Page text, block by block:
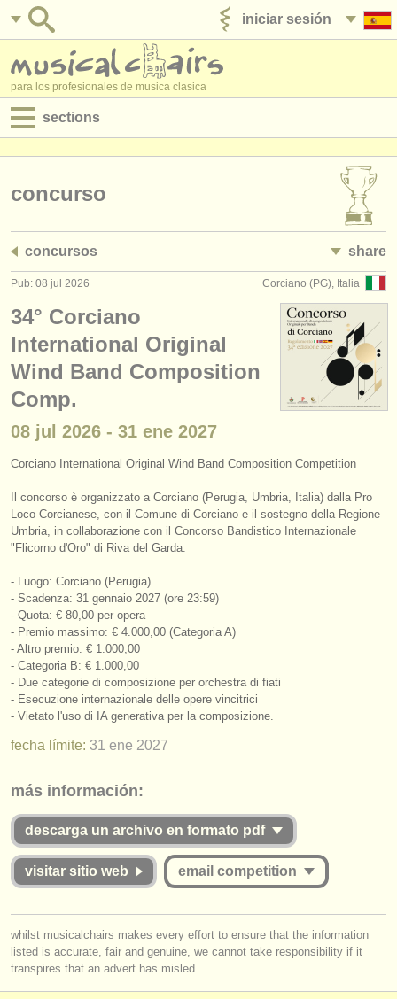
iniciar sesión
para los profesionales de musica clasica
sections
empleos - administración
cursillos
concursos
instrumentos en venta
orquestas y teatros
conservatorios
jóvenes orquestas
musicalchairs:
acerca de musicalchairs
contáctenos
anúnciese con nosotros
find out about our ATS
iniciar sesión
concurso
concursos share
Corciano (PG), Italia
Pub: 08 jul 2026
34° Corciano
International Original
Wind Band Composition
Comp.
08 jul 2026 - 31 ene 2027
Corciano International Original Wind Band Composition Competition
Il concorso è organizzato a Corciano (Perugia, Umbria, Italia) dalla Pro
Loco Corcianese, con il Comune di Corciano e il sostegno della Regione
Umbria, in collaborazione con il Concorso Bandistico Internazionale
"Flicorno d'Oro" di Riva del Garda.
- Luogo: Corciano (Perugia)
- Scadenza: 31 gennaio 2027 (ore 23:59)
- Quota: € 80,00 per opera
- Premio massimo: € 4.000,00 (Categoria A)
- Altro premio: € 1.000,00
- Categoria B: € 1.000,00
- Due categorie di composizione per orchestra di fiati
- Esecuzione internazionale delle opere vincitrici
- Vietato l'uso di IA generativa per la composizione.
fecha límite: 31 ene 2027
más información:
descarga un archivo en formato pdf
visitar sitio web email competition
log inorcreate an accountto continue.
whilst musicalchairs makes every effort to ensure that the information
listed is accurate, fair and genuine, we cannot take responsibility if it
transpires that an advert has misled.